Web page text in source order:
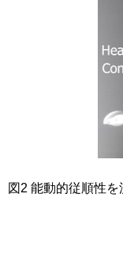
図2 能動的従順性